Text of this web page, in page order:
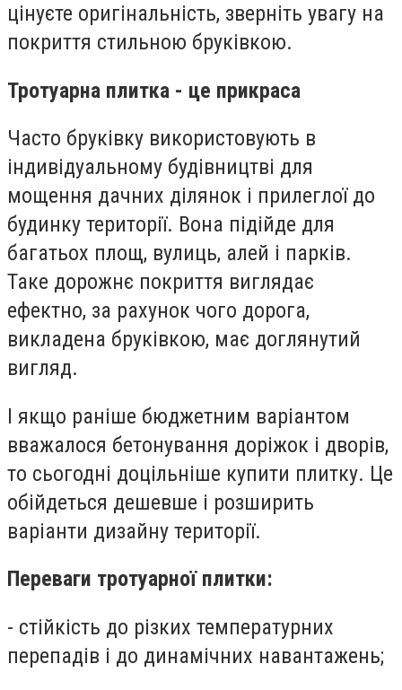
цінуєте оригінальність, зверніть увагу на
покриття стильною бруківкою.
Тротуарна плитка - це прикраса
Часто бруківку використовують в
індивідуальному будівництві для
мощення дачних ділянок і прилеглої до
будинку території. Вона підійде для
багатьох площ, вулиць, алей і парків.
Таке дорожнє покриття виглядає
ефектно, за рахунок чого дорога,
викладена бруківкою, має доглянутий
вигляд.
І якщо раніше бюджетним варіантом
вважалося бетонування доріжок і дворів,
то сьогодні доцільніше купити плитку. Це
обійдеться дешевше і розширить
варіанти дизайну території.
Переваги тротуарної плитки:
- стійкість до різких температурних
перепадів і до динамічних навантажень;